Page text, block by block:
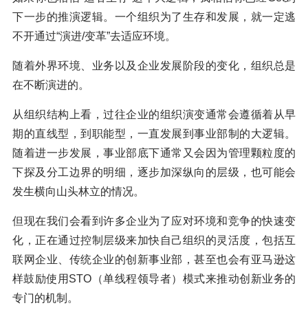
下一步的推演逻辑。一个组织为了生存和发展，就一定逃
不开通过“演进/变革”去适应环境。
随着外界环境、业务以及企业发展阶段的变化，组织总是
在不断演进的。
从组织结构上看，过往企业的组织演变通常会遵循着从早
期的直线型，到职能型，一直发展到事业部制的大逻辑。
随着进一步发展，事业部底下通常又会因为管理颗粒度的
下探及分工边界的明细，逐步加深纵向的层级，也可能会
发生横向山头林立的情况。
但现在我们会看到许多企业为了应对环境和竞争的快速变
化，正在通过控制层级来加快自己组织的灵活度，包括互
联网企业、传统企业的创新事业部，甚至也会有亚马逊这
样鼓励使用STO（单线程领导者）模式来推动创新业务的
专门的机制。